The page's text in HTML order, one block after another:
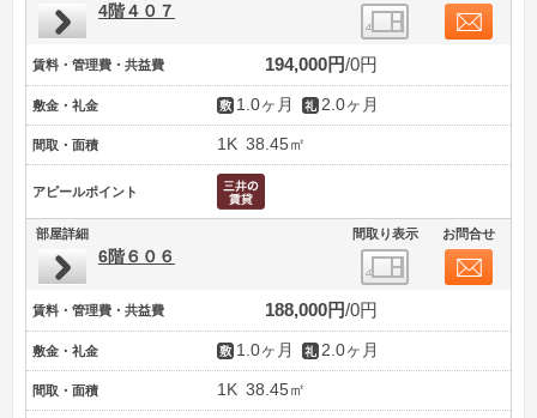
4階４０７
賃料・管理費・共益費 194,000円 0円
敷金・礼金 1.0ヶ月 2.0ヶ月
間取・面積 1K 38.45㎡
アピールポイント
部屋詳細 間取り表示 お問合せ
6階６０６
賃料・管理費・共益費 188,000円 0円
敷金・礼金 1.0ヶ月 2.0ヶ月
間取・面積 1K 38.45㎡